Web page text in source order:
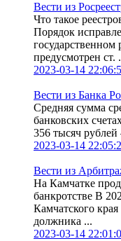
Вести из
Что такое
Порядок
предусмотрен ст.
2023-03-14
Вести из Банка
Средняя сумма
банковских
356 тысяч рублей
2023-03-14
Вести из
На Камчатке
банкротстве В
Камчатского
должника ...
2023-03-14